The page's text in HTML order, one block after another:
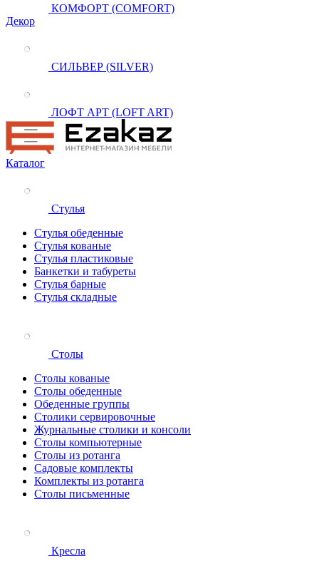
КОМФОРТ (COMFORT)
Декор
СИЛЬВЕР (SILVER)
ЛОФТ АРТ (LOFT ART)
Каталог
Стулья
Стулья обеденные
Стулья кованые
Стулья пластиковые
Банкетки и табуреты
Стулья барные
Стулья складные
Столы
Столы кованые
Столы обеденные
Обеденные группы
Столики сервировочные
Журнальные столики и консоли
Столы компьютерные
Столы из ротанга
Садовые комплекты
Комплекты из ротанга
Столы письменные
Кресла